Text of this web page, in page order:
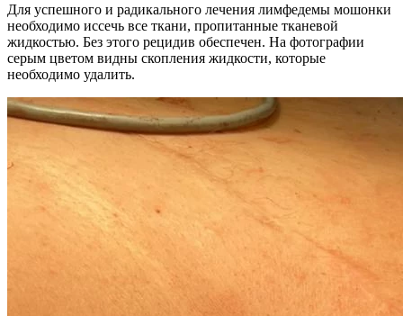
Для успешного и радикального лечения лимфедемы мошонки
необходимо иссечь все ткани, пропитанные тканевой
жидкостью. Без этого рецидив обеспечен. На фотографии
серым цветом видны скопления жидкости, которые
необходимо удалить.